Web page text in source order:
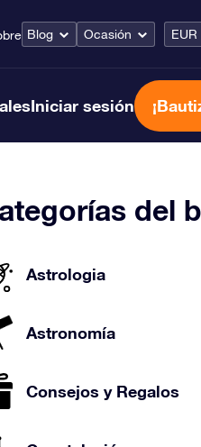
Blog Ocasión EUR
Iniciar sesión
del
Astrologia
Astronomía
Consejos y Regalos